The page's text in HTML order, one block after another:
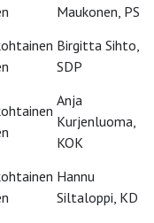
Maukonen, PS
Birgitta Sihto,
SDP
Anja
Kurjenluoma,
KOK
Hannu
Siltaloppi, KD